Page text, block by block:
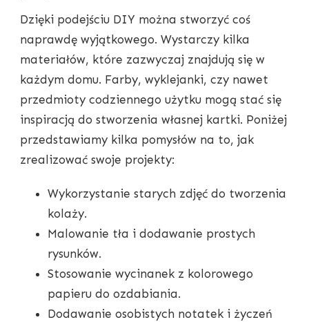
Dzięki podejściu DIY można stworzyć coś
naprawdę wyjątkowego. Wystarczy kilka
materiałów, które zazwyczaj znajdują się w
każdym domu. Farby, wyklejanki, czy nawet
przedmioty codziennego użytku mogą stać się
inspiracją do stworzenia własnej kartki. Poniżej
przedstawiamy kilka pomysłów na to, jak
zrealizować swoje projekty:
Wykorzystanie starych zdjęć do tworzenia
kolaży.
Malowanie tła i dodawanie prostych
rysunków.
Stosowanie wycinanek z kolorowego
papieru do ozdabiania.
Dodawanie osobistych notatek i życzeń